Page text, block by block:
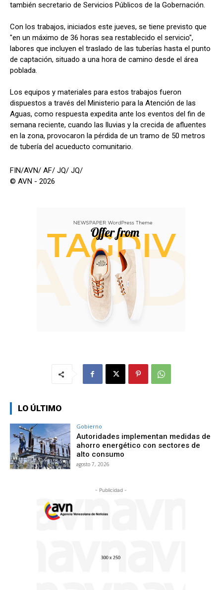
también secretario de Servicios Públicos de la Gobernación.
Con los trabajos, iniciados este jueves, se tiene previsto que
"en un máximo de 36 horas sea restablecido el servicio",
labores que incluyen el traslado de las tuberías hasta el punto
de captación, situado a una hora de camino desde el área
poblada.
Los equipos y materiales para estos trabajos fueron
dispuestos a través del Ministerio para la Atención de las
Aguas, como respuesta expedita ante los eventos del fin de
semana reciente, cuando las lluvias y la crecida de afluentes
en la zona, provocaron la pérdida de un tramo de 50 metros
de tubería del acueducto comunitario.
FIN/AVN/ AF/ JQ/ JQ/
© AVN - 2026
LO ÚLTIMO
Gobierno
Autoridades implementan medidas de
ahorro energético con sectores de
alto consumo
agosto 7, 2026
- Publicidad -